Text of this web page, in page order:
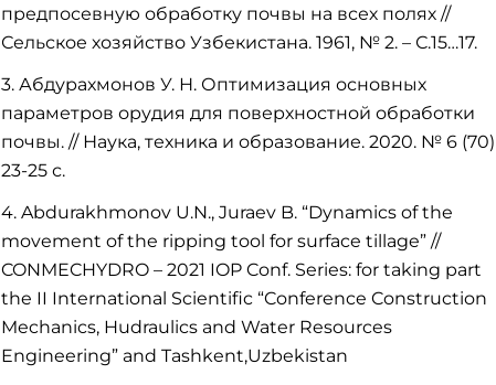
предпосевную обработку почвы на всех полях //
Сельское хозяйство Узбекистана. 1961, № 2. – С.15…17.
3. Абдурахмонов У. Н. Оптимизация основных
параметров орудия для поверхностной обработки
почвы. // Наука, техника и образование. 2020. № 6 (70)
23-25 с.
4. Abdurakhmonov U.N., Juraev B. “Dynamics of the
movement of the ripping tool for surface tillage” //
CONMECHYDRO – 2021 IOP Conf. Series: for taking part
the II International Scientific “Conference Construction
Mechanics, Hudraulics and Water Resources
Engineering” and Tashkent,Uzbekistan